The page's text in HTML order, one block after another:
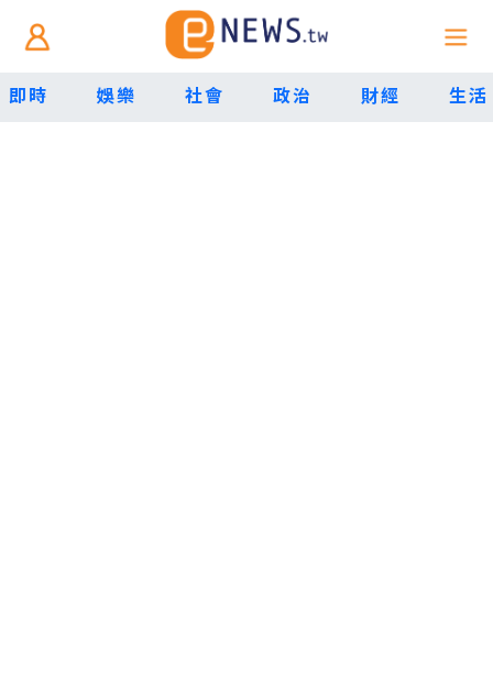
即時 娛樂 社會 政治 財經 生活